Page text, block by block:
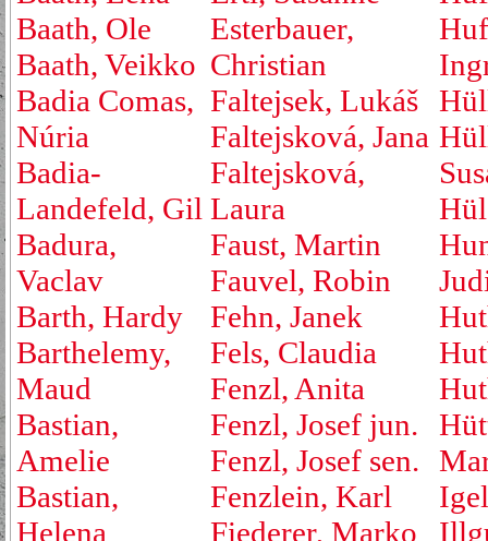
Baath, Ole
Baath, Veikko
Badia Comas,
Núria
Badia-
Landefeld, Gil
Badura,
Vaclav
Barth, Hardy
Barthelemy,
Maud
Bastian,
Amelie
Bastian,
Helena
Esterbauer,
Christian
Faltejsek, Lukáš
Faltejsková, Jana
Faltejsková,
Laura
Faust, Martin
Fauvel, Robin
Fehn, Janek
Fels, Claudia
Fenzl, Anita
Fenzl, Josef jun.
Fenzl, Josef sen.
Fenzlein, Karl
Fiederer, Marko